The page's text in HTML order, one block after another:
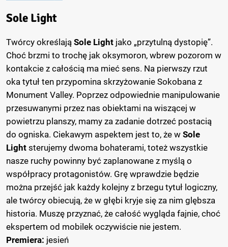
Sole Light
Twórcy określają Sole Light jako „przytulną dystopię”.
Choć brzmi to trochę jak oksymoron, wbrew pozorom w
kontakcie z całością ma mieć sens. Na pierwszy rzut
oka tytuł ten przypomina skrzyżowanie Sokobana z
Monument Valley. Poprzez odpowiednie manipulowanie
przesuwanymi przez nas obiektami na wiszącej w
powietrzu planszy, mamy za zadanie dotrzeć postacią
do ogniska. Ciekawym aspektem jest to, że w Sole
Light sterujemy dwoma bohaterami, toteż wszystkie
nasze ruchy powinny być zaplanowane z myślą o
współpracy protagonistów. Grę wprawdzie będzie
można przejść jak każdy kolejny z brzegu tytuł logiczny,
ale twórcy obiecują, że w głębi kryje się za nim glębsza
historia. Muszę przyznać, że całość wygląda fajnie, choć
ekspertem od mobilek oczywiście nie jestem.
Premiera: jesień